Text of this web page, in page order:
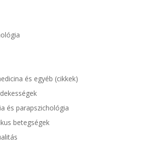
és egyéb (cikkek)
és parapszichológia
betegségek